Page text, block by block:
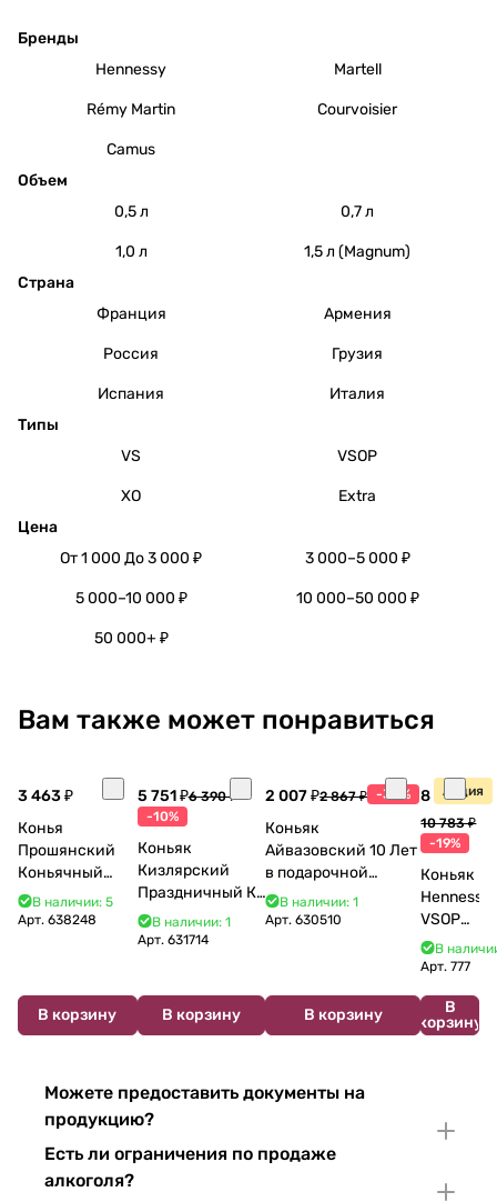
Бренды
Hennessy
Martell
Rémy Martin Courvoisier
Camus
Объем
0,5 л
0,7 л
1,0 л
1,5 л (Magnum)
Страна
Франция
Армения
Россия Грузия
Испания
Италия
Типы
VS
VSOP
XO
Extra
Цена
От 1 000 До 3 000 ₽
3 000–5 000 ₽
5 000–10 000 ₽ 10 000–50 000 ₽
50 000+ ₽
Вам также может понравиться
3 463 ₽
Конья
Прошянский
Коньячный
Завод Елочка 7
лет п/у 750 мл
В наличии: 5
Арт. 638248
В корзину
5 751 ₽6 390 ₽
-10%
Коньяк
Кизлярский
Праздничный КС
17 лет с мюзле в
тубе 500 мл
В наличии: 1
Арт. 631714
В корзину
2 007 ₽2 867 ₽ -30%
Коньяк
Айвазовский 10 Лет
в подарочной
упаковке (новый
В наличии: 1
Арт.630510
В корзину
Акция
8 770 ₽
10 783 ₽
-19%
Коньяк
Hennessy
VSOP
700 мл
В
Арт.777
В
корзину
Можете предоставить документы на
продукцию?
Есть ли ограничения по продаже
алкоголя?